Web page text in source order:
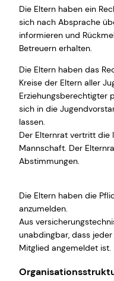
Die Eltern haben ein
sich nach Absprache
informieren und
Betreuern erhalten.
Die Eltern haben das
Kreise der Eltern aller
Erziehungsberechtigter
sich in die
lassen.
Der Elternrat vertritt die
Mannschaft. Der
Abstimmungen.
Die Eltern haben die
anzumelden.
Aus
unabdingbar, dass
Mitglied angemeldet ist.